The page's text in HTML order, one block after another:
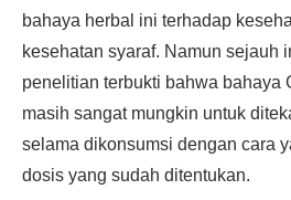
bahaya herbal ini terhadap
kesehatan syaraf. Namun sejauh
penelitian terbukti bahwa bahaya
masih sangat mungkin untuk
selama dikonsumsi dengan cara
dosis yang sudah ditentukan.